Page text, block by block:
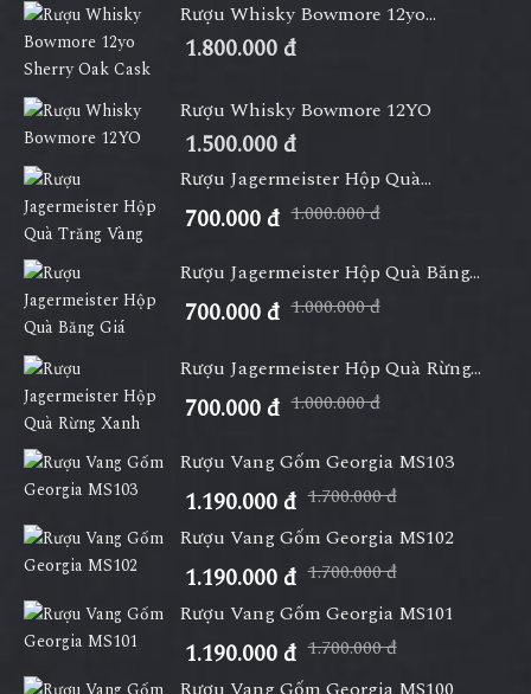
Rượu Whisky Bowmore 12yo...
1.800.000 đ
Rượu Whisky Bowmore 12YO
1.500.000 đ
Rượu Jagermeister Hộp Quà...
700.000 đ 1.000.000 đ
Rượu Jagermeister Hộp Quà Băng...
700.000 đ 1.000.000 đ
Rượu Jagermeister Hộp Quà Rừng...
700.000 đ 1.000.000 đ
Rượu Vang Gốm Georgia MS103
1.190.000 đ 1.700.000 đ
Rượu Vang Gốm Georgia MS102
1.190.000 đ 1.700.000 đ
Rượu Vang Gốm Georgia MS101
1.190.000 đ 1.700.000 đ